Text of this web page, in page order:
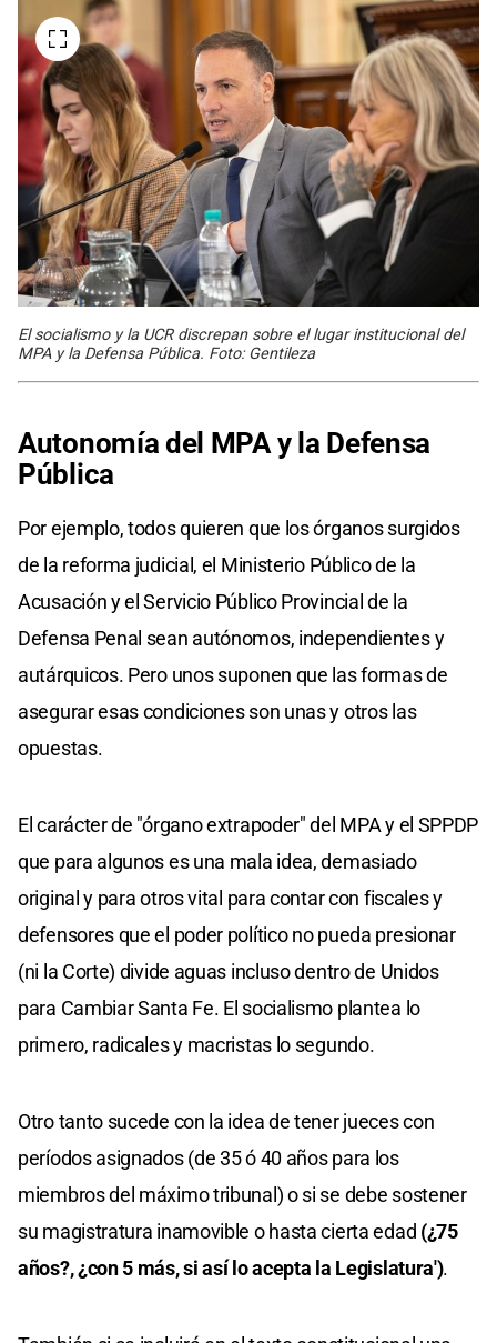
El socialismo y la UCR discrepan sobre el lugar institucional del
MPA y la Defensa Pública. Foto: Gentileza
Autonomía del MPA y la Defensa
Pública
Por ejemplo, todos quieren que los órganos surgidos
de la reforma judicial, el Ministerio Público de la
Acusación y el Servicio Público Provincial de la
Defensa Penal sean autónomos, independientes y
autárquicos. Pero unos suponen que las formas de
asegurar esas condiciones son unas y otros las
opuestas.
El carácter de "órgano extrapoder" del MPA y el SPPDP
que para algunos es una mala idea, demasiado
original y para otros vital para contar con fiscales y
defensores que el poder político no pueda presionar
(ni la Corte) divide aguas incluso dentro de Unidos
para Cambiar Santa Fe. El socialismo plantea lo
primero, radicales y macristas lo segundo.
Otro tanto sucede con la idea de tener jueces con
períodos asignados (de 35 ó 40 años para los
miembros del máximo tribunal) o si se debe sostener
su magistratura inamovible o hasta cierta edad (¿75
años?, ¿con 5 más, si así lo acepta la Legislatura').